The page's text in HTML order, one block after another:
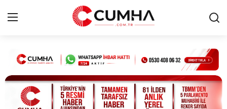
Kurumsal
Cumhurbaşkanlığı